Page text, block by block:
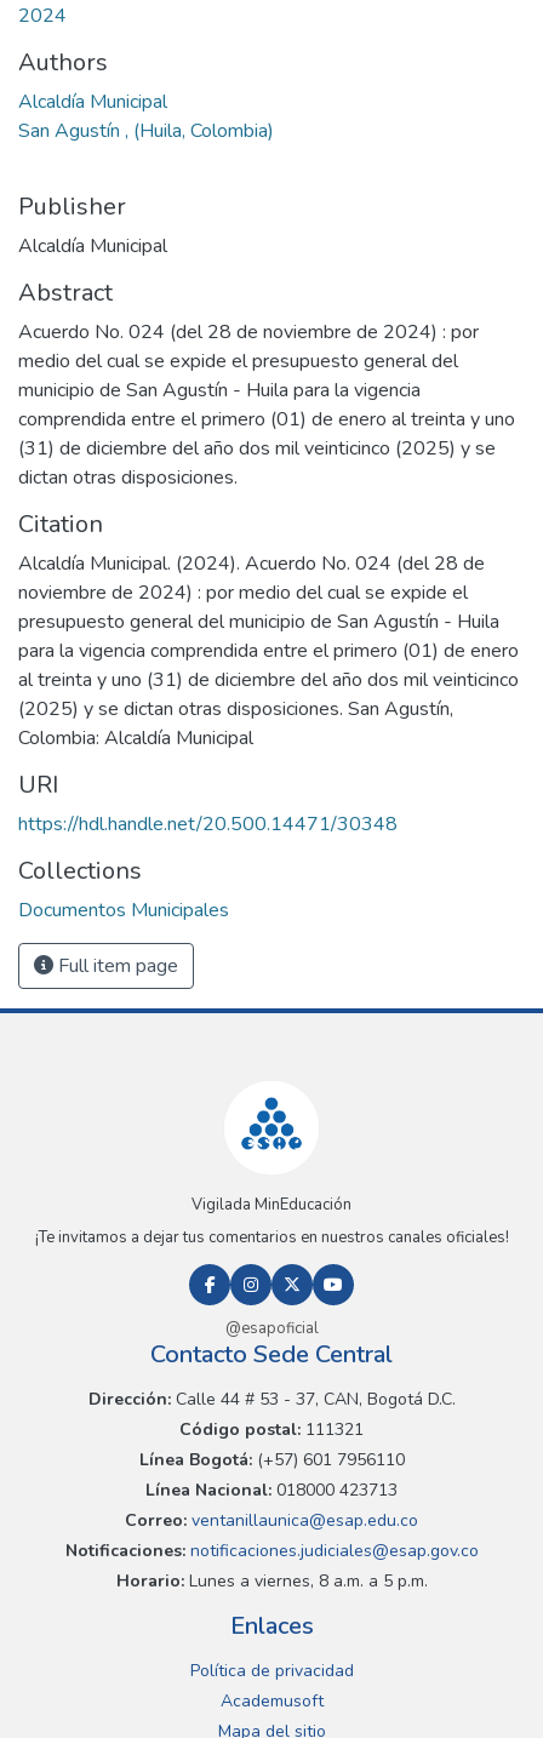
2024
Authors
Alcaldía Municipal
San Agustín , (Huila, Colombia)
Publisher
Alcaldía Municipal
Abstract
Acuerdo No. 024 (del 28 de noviembre de 2024) : por
medio del cual se expide el presupuesto general del
municipio de San Agustín - Huila para la vigencia
comprendida entre el primero (01) de enero al treinta y uno
(31) de diciembre del año dos mil veinticinco (2025) y se
dictan otras disposiciones.
Citation
Alcaldía Municipal. (2024). Acuerdo No. 024 (del 28 de
noviembre de 2024) : por medio del cual se expide el
presupuesto general del municipio de San Agustín - Huila
para la vigencia comprendida entre el primero (01) de enero
al treinta y uno (31) de diciembre del año dos mil veinticinco
(2025) y se dictan otras disposiciones. San Agustín,
Colombia: Alcaldía Municipal
URI
https://hdl.handle.net/20.500.14471/30348
Collections
Documentos Municipales
Full item page
Vigilada MinEducación
¡Te invitamos a dejar tus comentarios en nuestros canales oficiales!
@esapoficial
Contacto Sede Central
Dirección:Calle 44 # 53 - 37, CAN, Bogotá D.C.
Código postal: 111321
Línea Bogotá:(+57) 601 7956110
Línea Nacional: 018000 423713
Correo: ventanillaunica@esap.edu.co
Notificaciones:notificaciones.judiciales@esap.gov.co
Horario:Lunes a viernes, 8 a.m. a 5 p.m.
Enlaces
Política de privacidad
Academusoft
Mapa del sitio